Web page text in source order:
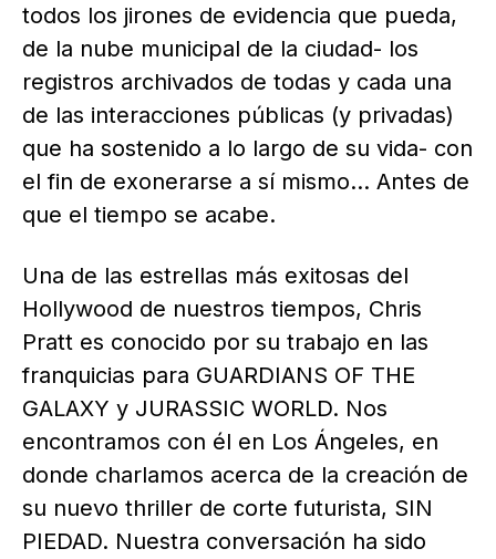
todos los jirones de evidencia que pueda,
de la nube municipal de la ciudad- los
registros archivados de todas y cada una
de las interacciones públicas (y privadas)
que ha sostenido a lo largo de su vida- con
el fin de exonerarse a sí mismo… Antes de
que el tiempo se acabe.
Una de las estrellas más exitosas del
Hollywood de nuestros tiempos, Chris
Pratt es conocido por su trabajo en las
franquicias para GUARDIANS OF THE
GALAXY y JURASSIC WORLD. Nos
encontramos con él en Los Ángeles, en
donde charlamos acerca de la creación de
su nuevo thriller de corte futurista, SIN
PIEDAD. Nuestra conversación ha sido